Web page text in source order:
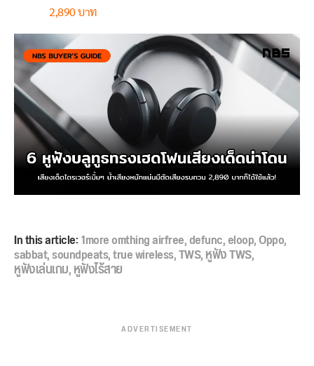
2,890 บาท
In this article:1more omthing airfree,defunc,eloop,Oppo,
sabbat,soundpeats,true wireless,TWS,หูฟัง TWS,
หูฟังเล่นเกม,หูฟังไร้สาย
ADVERTISEMENT